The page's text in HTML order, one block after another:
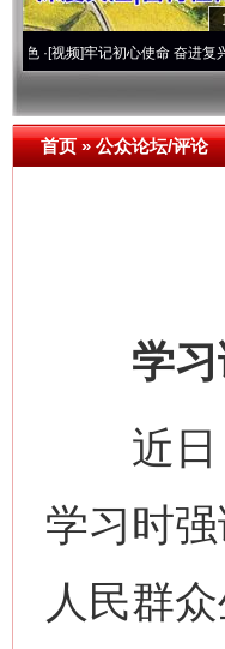
牢记初心使命 奋进复兴征程丨宝
首页»公众论坛/评论
学习语
近日，
学习时
人民群